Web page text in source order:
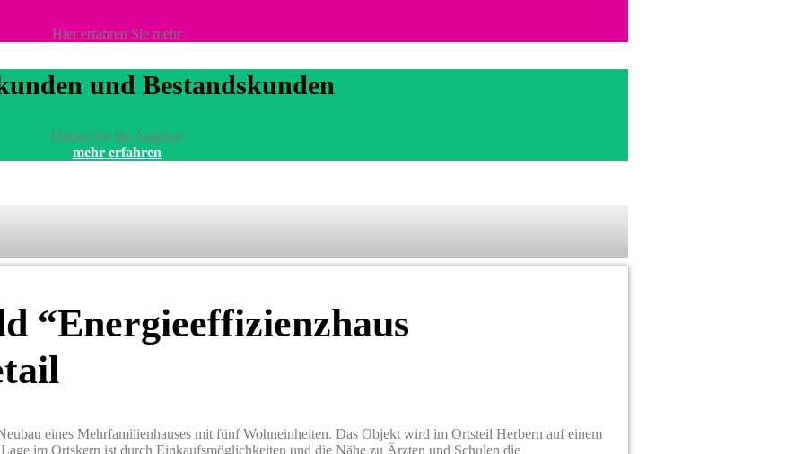
Hier erfahren Sie mehr
und Bestandskunden
Finden Sie Ihr Angebot
mehr erfahren
“Energieeffizienzhaus
eines Mehrfamilienhauses mit fünf Wohneinheiten. Das Objekt wird im Ortsteil Herbern auf einem
im Ortskern ist durch Einkaufsmöglichkeiten und die Nähe zu Ärzten und Schulen die